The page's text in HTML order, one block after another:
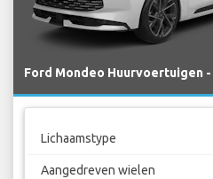
Ford Mondeo Huurvoertuigen
Lichaamstype
Aangedreven wielen